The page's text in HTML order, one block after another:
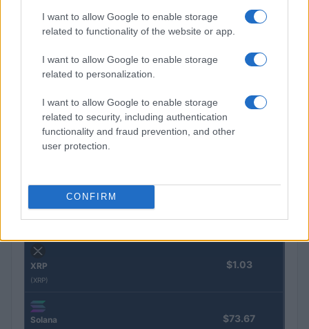
I want to allow Google to enable storage
related to functionality of the website or app.
I want to allow Google to enable storage
related to personalization.
I want to allow Google to enable storage
related to security, including authentication
functionality and fraud prevention, and other
user protection.
CONFIRM
COTIZACIONES CRYPTO
Nombre Precio
Bitcoin
(BTC)
$64,942.00
BNB
XRP
(XRP)
$1.03
Solana $73.67